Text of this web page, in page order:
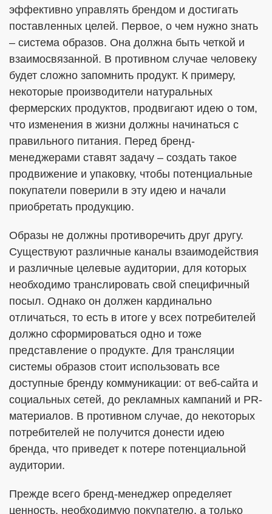
эффективно управлять брендом и достигать
поставленных целей. Первое, о чем нужно знать
– система образов. Она должна быть четкой и
взаимосвязанной. В противном случае человеку
будет сложно запомнить продукт. К примеру,
некоторые производители натуральных
фермерских продуктов, продвигают идею о том,
что изменения в жизни должны начинаться с
правильного питания. Перед бренд-
менеджерами ставят задачу – создать такое
продвижение и упаковку, чтобы потенциальные
покупатели поверили в эту идею и начали
приобретать продукцию.
Образы не должны противоречить друг другу.
Существуют различные каналы взаимодействия
и различные целевые аудитории, для которых
необходимо транслировать свой специфичный
посыл. Однако он должен кардинально
отличаться, то есть в итоге у всех потребителей
должно сформироваться одно и тоже
представление о продукте. Для трансляции
системы образов стоит использовать все
доступные бренду коммуникации: от веб-сайта и
социальных сетей, до рекламных кампаний и PR-
материалов. В противном случае, до некоторых
потребителей не получится донести идею
бренда, что приведет к потере потенциальной
аудитории.
Прежде всего бренд-менеджер определяет
ценность, необходимую покупателю, а только